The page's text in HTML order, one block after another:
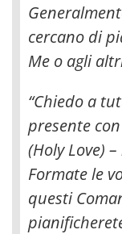
cercano di
Me o agli
“Chiedo a
presente
(Holy Love)
Formate le
questi